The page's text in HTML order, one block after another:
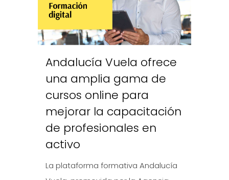
Andalucía Vuela ofrece
una amplia gama de
cursos online para
mejorar la capacitación
de profesionales en
activo
La plataforma formativa Andalucía